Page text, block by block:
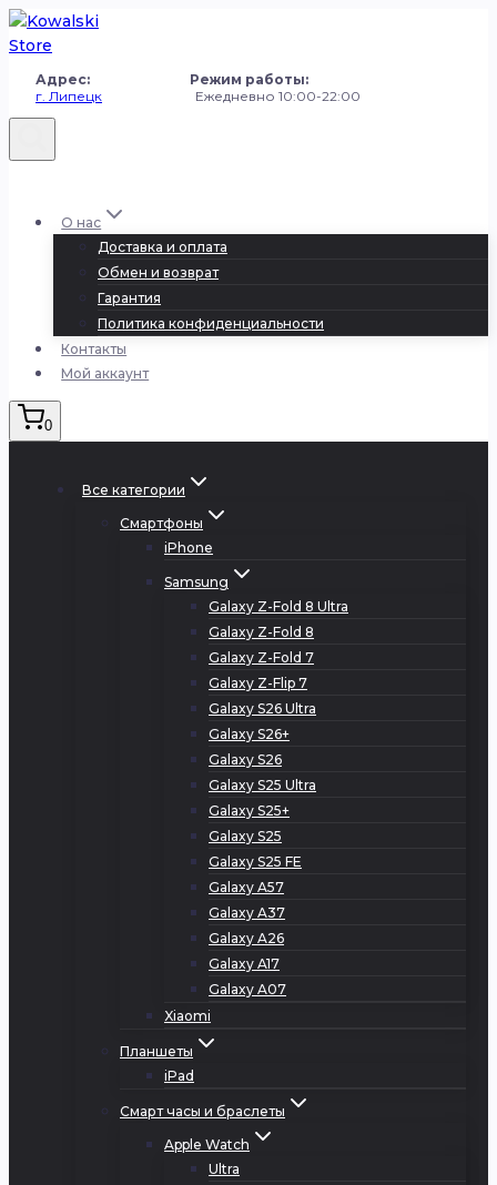
Перейти
к
Адрес: Режим работы:
г. Липецк Ежедневно 10:00-22:00
О нас
Доставка и оплата
Обмен и возврат
Гарантия
Политика конфиденциальности
Контакты
Мой аккаунт
0
Все категории
Смартфоны
iPhone
Samsung
Galaxy Z-Fold 8 Ultra
Galaxy Z-Fold 8
Galaxy Z-Fold 7
Galaxy Z-Flip 7
Galaxy S26 Ultra
Galaxy S26+
Galaxy S26
Galaxy S25 Ultra
Galaxy S25+
Galaxy S25
Galaxy S25 FE
Galaxy A57
Galaxy A37
Galaxy A26
Galaxy A17
Galaxy A07
Xiaomi
Планшеты
iPad
Смарт часы и браслеты
Apple Watch
Ultra